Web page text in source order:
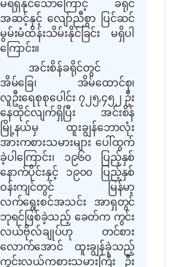
အဆင့်နှင့် လျော်ညီစွာ ပြင်ဆင်
မွမ်းမံထိန်းသိမ်းနိုင်ခြင်း မရှိပါ
ကြောင်း။
အင်းစိန်ခရိုင်တွင်
အိမ်ခြေ၊ အိမ်ထောင်စု၊
လူဦးရေစုစုပေါင်း ၇၂၅,၄၅၂ ဦး
နေထိုင်လျက်ရှိပြီး အင်းစိန်
မြို့နယ်မှ ထူးချွန်ဘောလုံး
အားကစားသမားများ ပေါ်ထွက်
ခဲ့ပါကြောင်း၊ ၁၉၆၀ ပြည့်နှစ်
နောက်ပိုင်းနှင့် ၁၉၀၀ ပြည့်နှစ်
ဝန်းကျင်တွင် မြန်မာ့
လက်ရွေးစင်အသင်း အာရှတွင်
ဘုရင်ဖြစ်ခဲ့သည့် ခေတ်က ကွင်း
လယ်ဗိုလ်ချုပ်ဟု တင်စား
လောက်အောင် ထူးချွန်ခဲ့သည့်
ကွင်းလယ်ကစားသမားကြီး ဦး